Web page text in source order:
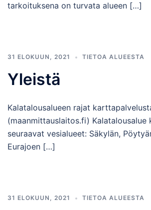
tarkoituksena on turvata alueen […]
31 ELOKUUN, 2021 TIETOA ALUEESTA
Yleistä
Kalatalousalueen rajat
(maanmittauslaitos.fi) Kalatalousalue
seuraavat vesialueet: Säkylän,
Eurajoen […]
31 ELOKUUN, 2021 TIETOA ALUEESTA